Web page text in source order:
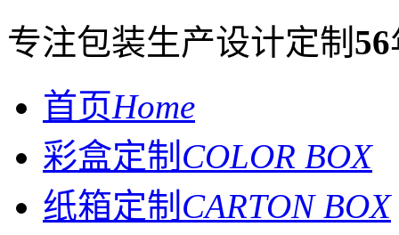
专注包装生产设计定制 56
首页Home
彩盒定制 COLOR BOX
纸箱定制 CARTON BOX